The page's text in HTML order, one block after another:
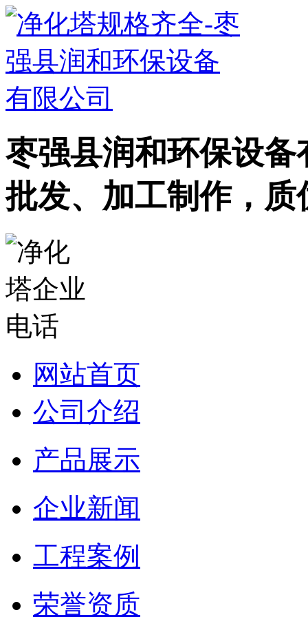
枣强县润和环保设
批发、加工制作，
网站首页
公司介绍
产品展示
企业新闻
工程案例
荣誉资质